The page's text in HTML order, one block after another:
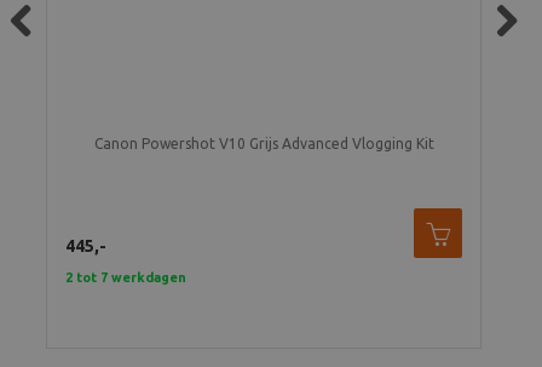
Canon Powershot V10 Grijs Advanced Vlogging Kit
445,-
2 tot 7 werkdagen